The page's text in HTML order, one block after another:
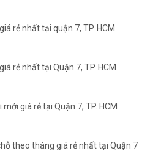
rẻ nhất tại quận 7, TP. HCM
rẻ nhất tại Quận 7, TP. HCM
giá rẻ tại Quận 7, TP. HCM
theo tháng giá rẻ nhất tại Quận 7